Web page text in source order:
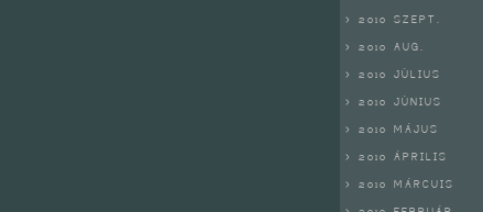
> 2010 SZEPT.
> 2010 AUG.
> 2010 JÚLIUS
> 2010 JÚNIUS
> 2010 MÁJUS
> 2010 ÁPRILIS
> 2010 MÁRCUIS